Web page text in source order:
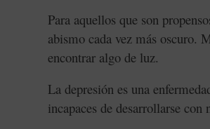
Para aquellos que son
abismo cada vez más oscuro.
encontrar algo de luz.
La depresión es una
incapaces de desarrollarse